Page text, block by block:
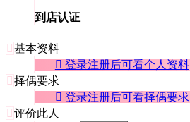
到店认证
 基本资料
 登录注册后可看个人资料
 择偶要求
 登录注册后可看择偶要求
 评价此人